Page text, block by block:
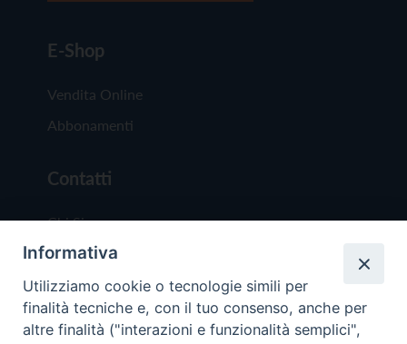
E-Shop
Vendita Online
Abbonamenti
Contatti
Chi Siamo
Redazione
Scrivici
Informativa
Utilizziamo cookie o tecnologie simili per
finalità tecniche e, con il tuo consenso, anche per
altre finalità ("interazioni e funzionalità semplici",